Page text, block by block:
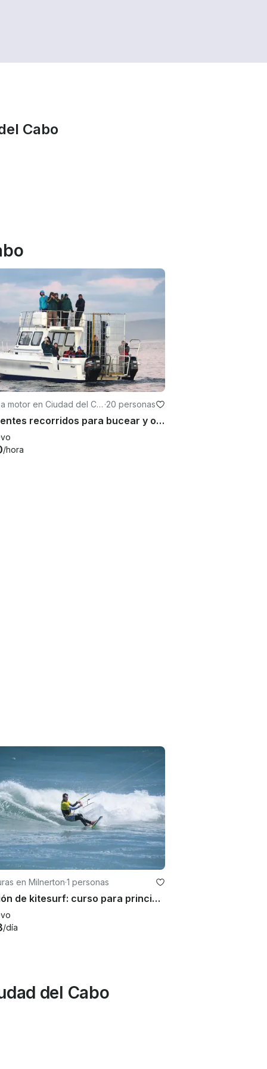
Cabo
motor en Ciudad del Ca ·20 personas
Excelentes recorridos para bucear y observar tiburones blancos en Ciudad del Cabo
/hora
en Milnerton·1 personas
Lección de kitesurf: curso para principiantes de 3 días, módulo A, en Ciudad del Cabo, Sudáfrica
/día
del Cabo